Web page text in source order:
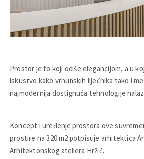
Prostor je to koji odiše elegancijom, a u
iskustvo kako vrhunskih liječnika tako i
najmodernija dostignuća tehnologije
Koncept i uređenje prostora ove
prostire na 320 m2 potpisuje arhitektica
Arhitektonskog ateliera Hržić.